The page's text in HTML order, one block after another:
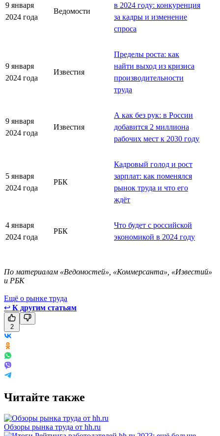
9 января
2024 года
Ведомости
в 2024 году: конкуренция
за кадры и изменение
спроса
9 января
2024 года
Известия
Пределы роста: как
найти выход из кризиса
производительности
труда
9 января
2024 года
Известия
А как без рук: в России
добавится 2 миллиона
рабочих мест к 2030 году
5 января
2024 года
РБК
Кадровый голод и рост
зарплат: как поменялся
рынок труда и что его
ждёт
4 января
2024 года
РБК
Что будет с российской
экономикой в 2024 году
По материалам «Ведомостей», «Коммерсанта», «Известий»
и РБК
Ещё о рынке труда
↩ К другим статьям
2
Читайте также
Обзоры рынка труда от hh.ru